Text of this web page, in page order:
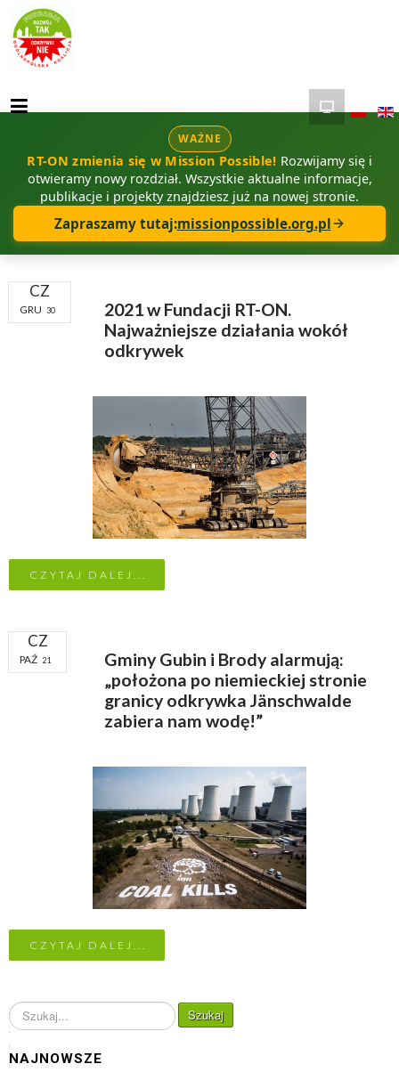
WAŻNE
RT-ON zmienia się w Mission Possible! Rozwijamy się i
otwieramy nowy rozdział. Wszystkie aktualne informacje,
publikacje i projekty znajdziesz już na nowej stronie.
Zapraszamy tutaj:missionpossible.org.pl
CZ
GRU 30
2021 w Fundacji RT-ON.
Najważniejsze działania wokół
odkrywek
CZYTAJ DALEJ...
CZ
PAŹ 21
Gminy Gubin i Brody alarmują:
„położona po niemieckiej stronie
granicy odkrywka Jänschwalde
zabiera nam wodę!”
CZYTAJ DALEJ...
S
z
u
k
Szukaj
NAJNOWSZE